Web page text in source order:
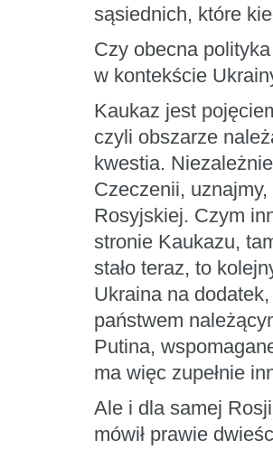
sąsiednich, które
Czy obecna
w kontekście
Kaukaz jest
czyli obszarze
kwestia.
Czeczenii,
Rosyjskiej. Czym
stronie Kaukazu,
stało teraz, to
Ukraina na
państwem
Putina,
ma więc zupełnie
Ale i dla samej
mówił prawie